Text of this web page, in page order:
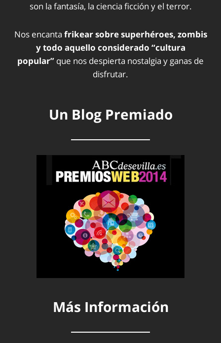
son la fantasía, la ciencia ficción y el terror.
Nos encanta frikear sobre superhéroes, zombis
y todo aquello considerado “cultura
popular” que nos despierta nostalgia y ganas de
disfrutar.
Un Blog Premiado
Más Información